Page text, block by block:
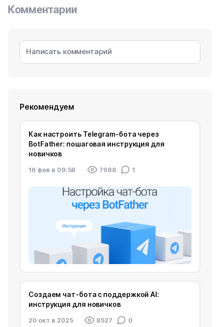
Комментарии
Рекомендуем
Как настроить Telegram‑бота через
BotFather: пошаговая инструкция для
новичков
16 фев в 09:58 7988 1
Создаем чат-бота с поддержкой AI:
инструкция для новичков
20 окт в 2025 8527 0